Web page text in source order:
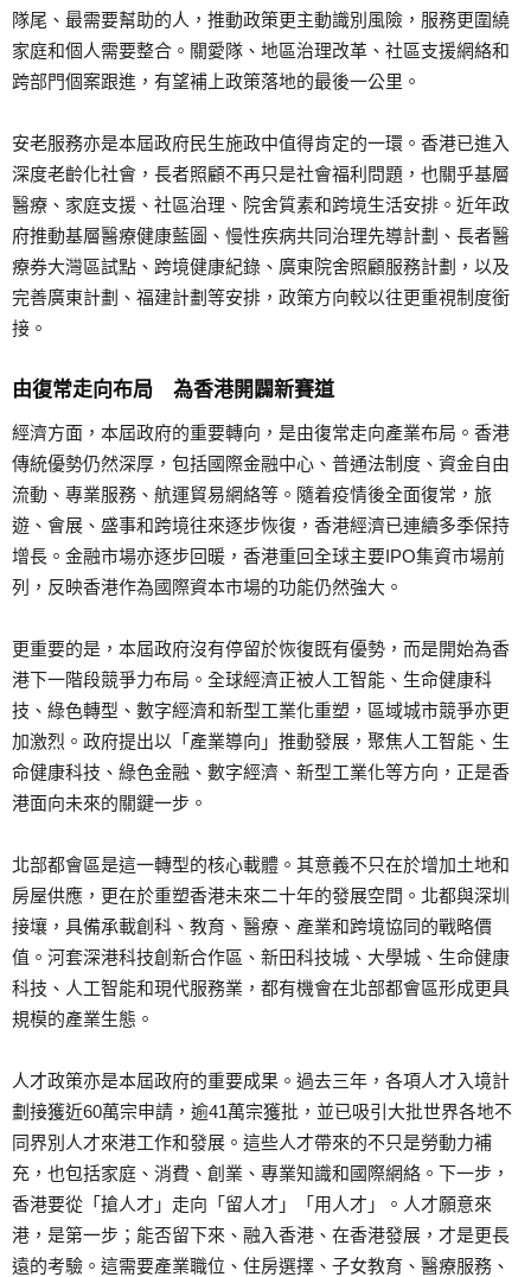
隊尾、最需要幫助的人，推動政策更主動識別風險，服務更圍繞
家庭和個人需要整合。關愛隊、地區治理改革、社區支援網絡和
跨部門個案跟進，有望補上政策落地的最後一公里。
安老服務亦是本屆政府民生施政中值得肯定的一環。香港已進入
深度老齡化社會，長者照顧不再只是社會福利問題，也關乎基層
醫療、家庭支援、社區治理、院舍質素和跨境生活安排。近年政
府推動基層醫療健康藍圖、慢性疾病共同治理先導計劃、長者醫
療券大灣區試點、跨境健康紀錄、廣東院舍照顧服務計劃，以及
完善廣東計劃、福建計劃等安排，政策方向較以往更重視制度銜
接。
由復常走向布局 為香港開闢新賽道
經濟方面，本屆政府的重要轉向，是由復常走向產業布局。香港
傳統優勢仍然深厚，包括國際金融中心、普通法制度、資金自由
流動、專業服務、航運貿易網絡等。隨着疫情後全面復常，旅
遊、會展、盛事和跨境往來逐步恢復，香港經濟已連續多季保持
增長。金融市場亦逐步回暖，香港重回全球主要IPO集資市場前
列，反映香港作為國際資本市場的功能仍然強大。
更重要的是，本屆政府沒有停留於恢復既有優勢，而是開始為香
港下一階段競爭力布局。全球經濟正被人工智能、生命健康科
技、綠色轉型、數字經濟和新型工業化重塑，區域城市競爭亦更
加激烈。政府提出以「產業導向」推動發展，聚焦人工智能、生
命健康科技、綠色金融、數字經濟、新型工業化等方向，正是香
港面向未來的關鍵一步。
北部都會區是這一轉型的核心載體。其意義不只在於增加土地和
房屋供應，更在於重塑香港未來二十年的發展空間。北都與深圳
接壤，具備承載創科、教育、醫療、產業和跨境協同的戰略價
值。河套深港科技創新合作區、新田科技城、大學城、生命健康
科技、人工智能和現代服務業，都有機會在北部都會區形成更具
規模的產業生態。
人才政策亦是本屆政府的重要成果。過去三年，各項人才入境計
劃接獲近60萬宗申請，逾41萬宗獲批，並已吸引大批世界各地不
同界別人才來港工作和發展。這些人才帶來的不只是勞動力補
充，也包括家庭、消費、創業、專業知識和國際網絡。下一步，
香港要從「搶人才」走向「留人才」「用人才」。人才願意來
港，是第一步；能否留下來、融入香港、在香港發展，才是更長
遠的考驗。這需要產業職位、住房選擇、子女教育、醫療服務、